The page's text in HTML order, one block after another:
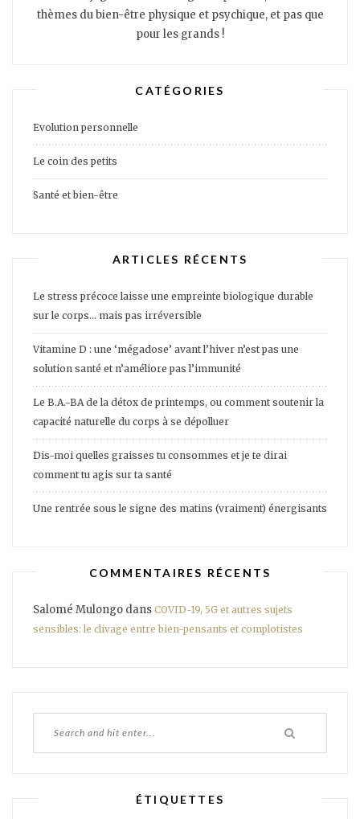
thèmes du bien-être physique et psychique, et pas que
pour les grands !
CATÉGORIES
Evolution personnelle
Le coin des petits
Santé et bien-être
ARTICLES RÉCENTS
Le stress précoce laisse une empreinte biologique durable
sur le corps… mais pas irréversible
Vitamine D : une ‘mégadose’ avant l’hiver n’est pas une
solution santé et n’améliore pas l’immunité
Le B.A.-BA de la détox de printemps, ou comment soutenir la
capacité naturelle du corps à se dépolluer
Dis-moi quelles graisses tu consommes et je te dirai
comment tu agis sur ta santé
Une rentrée sous le signe des matins (vraiment) énergisants
COMMENTAIRES RÉCENTS
Salomé Mulongo dans COVID-19, 5G et autres sujets
sensibles: le clivage entre bien-pensants et complotistes
ÉTIQUETTES